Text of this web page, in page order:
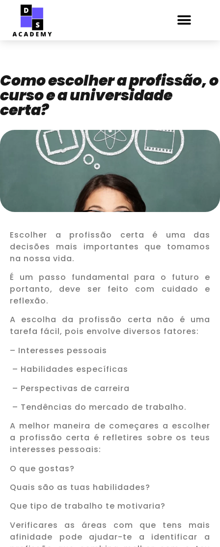
Como escolher a profissão, o
curso e a universidade
certa?
Escolher a profissão certa é uma das
decisões mais importantes que tomamos
na nossa vida.
É um passo fundamental para o futuro e
portanto, deve ser feito com cuidado e
reflexão.
A escolha da profissão certa não é uma
tarefa fácil, pois envolve diversos fatores:
– Interesses pessoais
– Habilidades específicas
– Perspectivas de carreira
– Tendências do mercado de trabalho.
A melhor maneira de começares a escolher
a profissão certa é refletires sobre os teus
interesses pessoais:
O que gostas?
Quais são as tuas habilidades?
Que tipo de trabalho te motivaria?
Verificares as áreas com que tens mais
afinidade pode ajudar-te a identificar a